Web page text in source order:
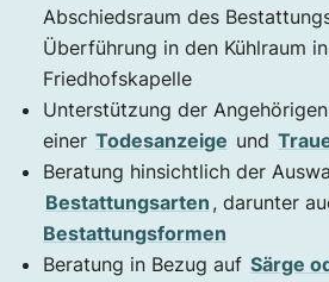
Abschiedsraum des
Überführung in den Kühlraum
Friedhofskapelle
Unterstützung der
einer Todesanzeige und
Beratung hinsichtlich der
Bestattungsarten , darunter
Bestattungsformen
Beratung in Bezug auf Särge